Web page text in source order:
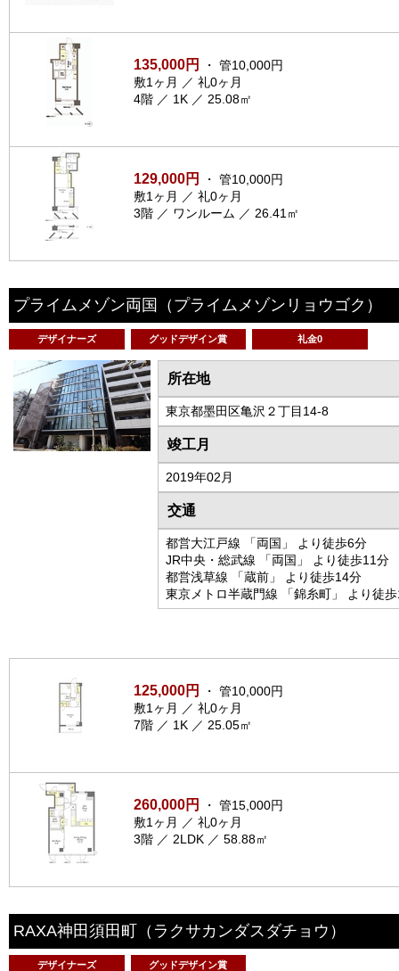
135,000円
・ 管10,000円
敷1ヶ月 ／ 礼0ヶ月
4階 ／ 1K ／ 25.08㎡
129,000円
・ 管10,000円
敷1ヶ月 ／ 礼0ヶ月
3階 ／ ワンルーム ／ 26.41㎡
プライムメゾン両国 （プライムメゾンリョウゴク）
デザイナーズ グッドデザイン賞 礼金0
所在地
東京都墨田区亀沢２丁目14-8
竣工月
2019年02月
交通
都営大江戸線 「両国」 より徒歩6分
JR中央・総武線 「両国」 より徒歩11分
都営浅草線 「蔵前」 より徒歩14分
東京メトロ半蔵門線 「錦糸町」 より徒
125,000円
・ 管10,000円
敷1ヶ月 ／ 礼0ヶ月
7階 ／ 1K ／ 25.05㎡
260,000円
・ 管15,000円
敷1ヶ月 ／ 礼0ヶ月
3階 ／ 2LDK ／ 58.88㎡
RAXA神田須田町 （ラクサカンダスダチョウ）
デザイナーズ グッドデザイン賞